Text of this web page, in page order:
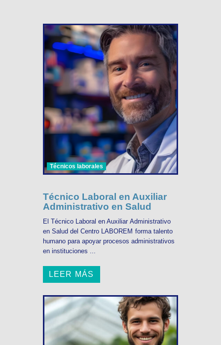
Técnicos laborales
Técnico Laboral en Auxiliar
Administrativo en Salud
El Técnico Laboral en Auxiliar Administrativo
en Salud del Centro LABOREM forma talento
humano para apoyar procesos administrativos
en instituciones ...
LEER MÁS